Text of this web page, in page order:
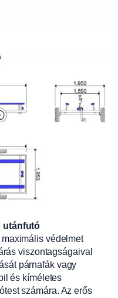
utánfutó
védelmet
viszontagságaival
párnafák vagy
és kíméletes
számára. Az erős